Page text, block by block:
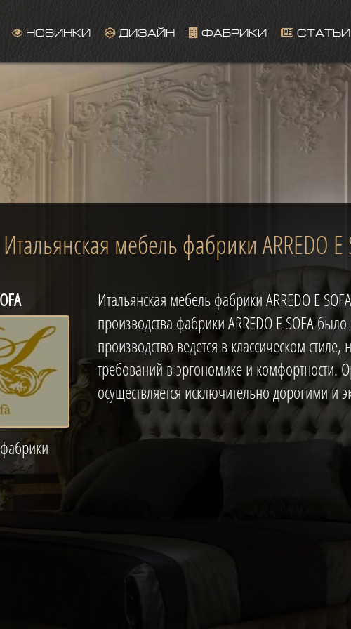
НОВИНКИ ДИЗАЙН ФАБРИКИ СТАТЬИ
This page can't load Google Maps correctly.
Do you own this website?
Итальянская мебель фабрики ARREDO E
Итальянская мебель фабрики ARREDO E
производства фабрики ARREDO E SOFA
производство ведется в классическом
требований в эргономике и комфортности.
осуществляется исключительно дорогими